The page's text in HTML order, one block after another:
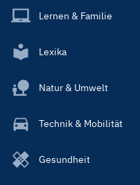
Lernen & Familie
Lexika
Natur & Umwelt
Technik & Mobilität
Gesundheit